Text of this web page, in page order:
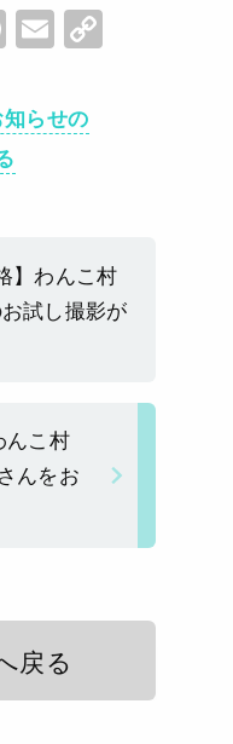
F
c
e
b
o
k
E
ai
l
k
らせの
】わんこ村
試し撮影が
んこ村
んをお
戻る